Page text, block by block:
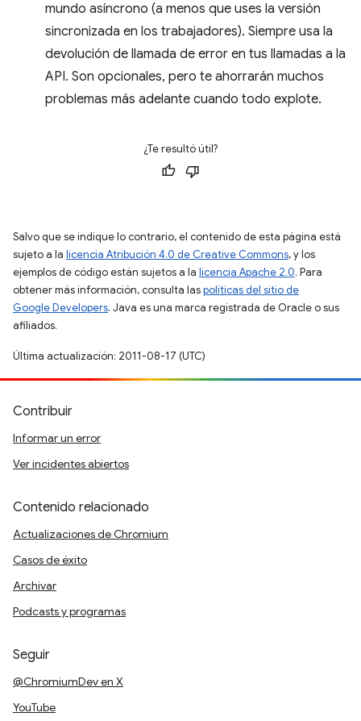
mundo asíncrono (a menos que uses la versión
sincronizada en los trabajadores). Siempre usa la
devolución de llamada de error en tus llamadas a la
API. Son opcionales, pero te ahorrarán muchos
problemas más adelante cuando todo explote.
¿Te resultó útil?
Salvo que se indique lo contrario, el contenido de esta página está
sujeto a la licencia Atribución 4.0 de Creative Commons, y los
ejemplos de código están sujetos a la licencia Apache 2.0. Para
obtener más información, consulta laspolíticas del sitio de
Google Developers. Java es una marca registrada de Oracle o sus
afiliados.
Última actualización: 2011-08-17 (UTC)
Contribuir
Informar un error
Ver incidentes abiertos
Contenido relacionado
Actualizaciones de Chromium
Casos de éxito
Archivar
Podcasts y programas
Seguir
@ChromiumDev en X
YouTube